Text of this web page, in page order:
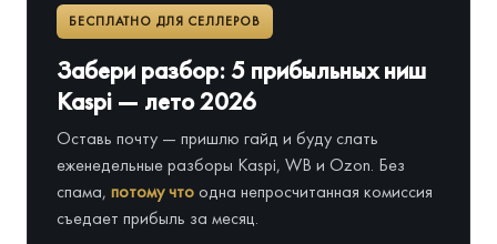
БЕСПЛАТНО ДЛЯ СЕЛЛЕРОВ
Забери разбор: 5 прибыльных ниш
Kaspi — лето 2026
Оставь почту — пришлю гайд и буду слать
еженедельные разборы Kaspi, WB и Ozon. Без
спама, потому чтоодна непросчитанная комиссия
съедает прибыль за месяц.